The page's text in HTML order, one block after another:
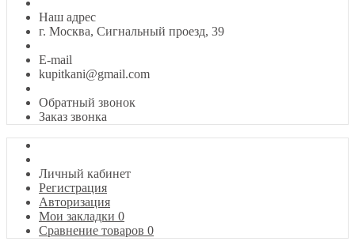
Наш адрес
г. Москва, Сигнальный проезд, 39
E-mail
kupitkani@gmail.com
Обратный звонок
Заказ звонка
Личный кабинет
Регистрация
Авторизация
Мои закладки 0
Сравнение товаров 0